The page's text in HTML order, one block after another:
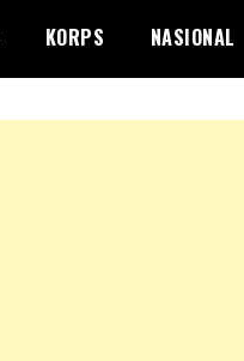
KORPS NASIONAL